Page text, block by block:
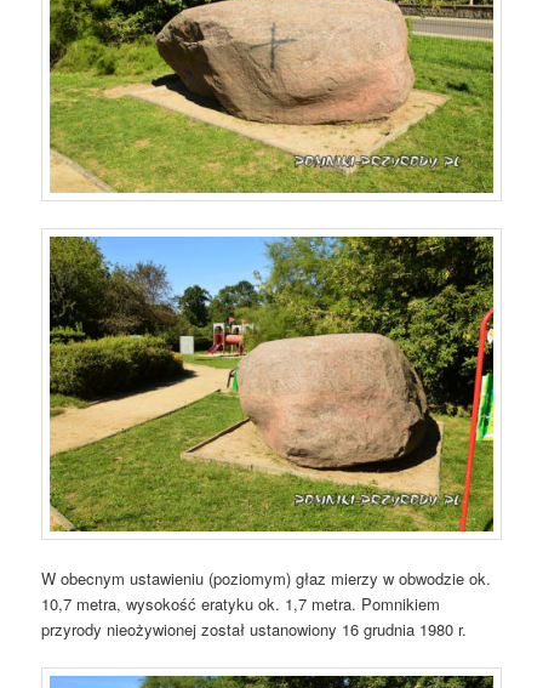
W obecnym ustawieniu (poziomym) głaz mierzy w obwodzie ok.
10,7 metra, wysokość eratyku ok. 1,7 metra. Pomnikiem
przyrody nieożywionej został ustanowiony 16 grudnia 1980 r.